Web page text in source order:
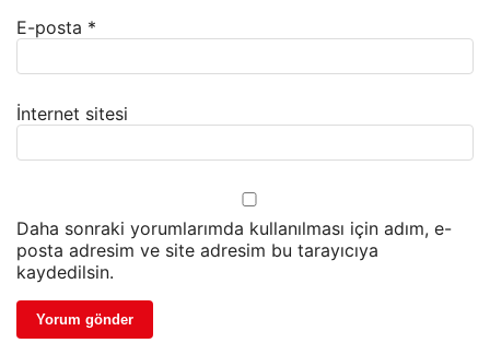
E-posta *
İnternet sitesi
Daha sonraki yorumlarımda kullanılması için adım, e-
posta adresim ve site adresim bu tarayıcıya
kaydedilsin.